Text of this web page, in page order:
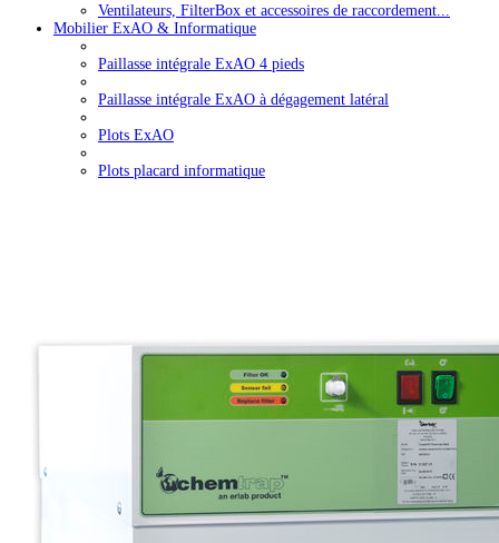
Ventilateurs, FilterBox et accessoires de raccordement...
Mobilier ExAO & Informatique
Paillasse intégrale ExAO 4 pieds
Paillasse intégrale ExAO à dégagement latéral
Plots ExAO
Plots placard informatique